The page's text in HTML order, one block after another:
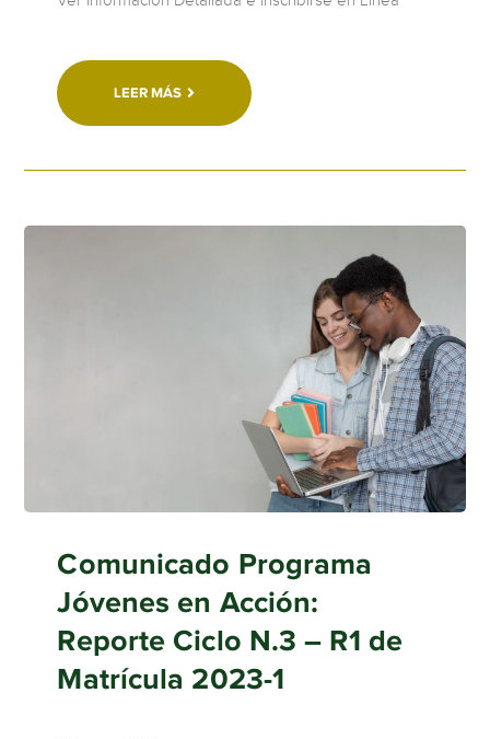
LEER MÁS
Comunicado Programa
Jóvenes en Acción:
Reporte Ciclo N.3 – R1 de
Matrícula 2023-1